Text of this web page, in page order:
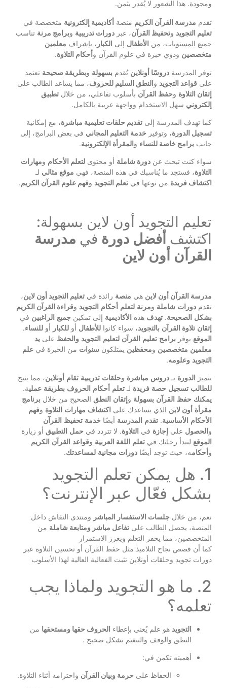
ومجودة. هذا الشعور لا يُقدر بثمن.
تقدم مدرسة القرآن الكريم منصة أكاديمية إلكترونية متخصصة في
تعليم التجويد وتحفيظ القرآن، عبر دورات تدريبية وبرامج مرنة تناسب
جميع المستويات، من الأطفال إلى الكبار ، بإشراف معلمين
متخصصين وذوي خبرة في علوم القرآن وأحكام التلاوة.
توفر المدرسة دروسًا أونلاين تُقدم بسهولة وبطريقة صحيحة تعتمد
على قواعد التجويد والنطق السليم للحروف، مما يساعد الطالب على
إتقان التلاوة وحفظ القرآن بأسلوب تفاعلي، من خلال تطبيق
إلكتروني سهل الاستخدام وواجهة عربية بالكامل.
كما تهدف المدرسة إلى تقديم حلقات تعليمية مباشرة، مع إمكانية
تسجيل الدورة، وتوفير خدمة التعليم المجاني في بعض البرامج، إلى
جانب برامج خاصة للنساء والمقرأة الإلكترونية.
سواء كنت تبحث عن دورة شاملة أو محتوى لتعلم الأحكام ومهارات
التلاوة، فستجد ما يُناسبك في هذه المنصة، فهي موقع مثالي لـ
اكتشاف فريدة من نوعها في تعلم التجويد وفهم علوم القرآن الكريم.
تعليم التجويد أون لاين بسهولة:
اكتشف أفضل دورة في مدرسة
القرآن أون لاين
مدرسة القرآن أون لاين هي منصة رائدة في تعليم التجويد أون لاين،
تقدم دورات شاملة ومرنة لتعلم أحكام التجويد وقراءة القرآن الكريم
بشكل الصحيحة. تهدف هذه الأكاديمية إلى تمكين جميع الراغبين في
إتقان تلاوة القرآن بالتجويد، سواء كانوا للأطفال أو للكبار أو للنساء.
الموقع يوفر برامج تعليم القرآن لتعليم التجويد والحفظ على يد
معلمين متخصصين ومحفظين يمتلكون سنوات من الخبرة في علم
التجويد وعلومه.
تتميز الدورة بـ دروس مباشرة وحلقات تدريبية تقام أونلاين، مما يتيح
للطالب تسجيل حصة فريدة لـ تعلم أحكام الحروف بطريقة عملية.
يمكنك حفظ القرآن بسهولة وإتقان النطق الصحيح من خلال برنامج
مقرأة أون لاين الذي يساعدك على اكتشاف مهارات التلاوة وفهم
الأحكام الأساسية. تقدم المدرسة أيضًا خدمة تحفيظ القرآن
والحصول على إجازة في التلاوة. لا تتردد في حمل التطبيق أو زيارة
الموقع لتبدأ رحلتك في تعلم اللغة العربية وقواعد القرآن الكريم
وأحكامه، حيث توجد أيضًا دورات مجانية لمساعدتك.
1. هل يمكن تعلم التجويد
بشكل فعّال عبر الإنترنت؟
نعم، من خلال جلسات الاستفسار المباشر ومنتدى النقاش داخل
المنصة، يحصل الطالب على تفاعل مباشر ومتابعة شاملة من
المتخصصين، مما يحفز التعلم ويعزز الاستمرار
كما أن قصص نجاح التلاميذ مثل حفظ القرآن أو تحسين التلاوة عبر
دورات تجويد وحلقات أونلاين تثبت الفعالية العالية لهذا الأسلوب
2. ما هو التجويد ولماذا يجب
تعلمه؟
التجويد هو علم يُعنى بإعطاء الحروف حقها ومستحقها من
النطق والوقف والتنغيم بشكل صحيح .
أهميته تكمن في:
الحفاظ على حرمة وبيان القرآن واحترامه أثناء التلاوة.